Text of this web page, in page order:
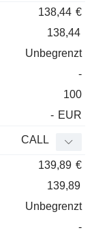
138,44 €
138,44
Unbegrenzt
-
100
- EUR
CALL
139,89 €
139,89
Unbegrenzt
-